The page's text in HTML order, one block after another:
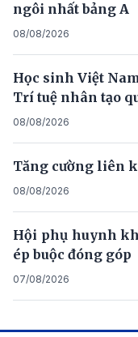
ngôi nhất bảng A
08/08/2026
Học sinh Việt
Trí tuệ nhân tạo
08/08/2026
Tăng cường liên
08/08/2026
Hội phụ huynh
ép buộc đóng góp
07/08/2026